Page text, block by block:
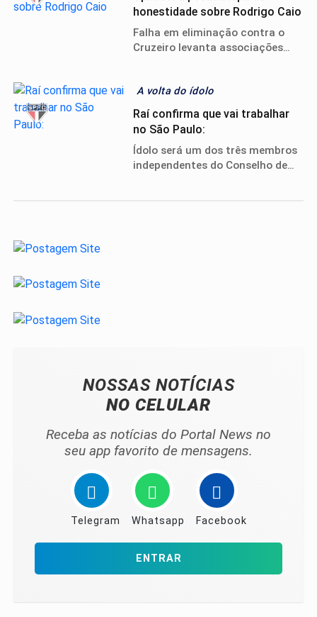
honestidade sobre Rodrigo Caio
Falha em eliminação contra o
Cruzeiro levanta associações
A volta do ídolo
Raí confirma que vai trabalhar
no São Paulo:
Ídolo será um dos três membros
independentes do Conselho de
NOSSAS NOTÍCIAS
NO CELULAR
Receba as notícias do Portal News no
seu app favorito de mensagens.
Telegram Whatsapp Facebook
ENTRAR